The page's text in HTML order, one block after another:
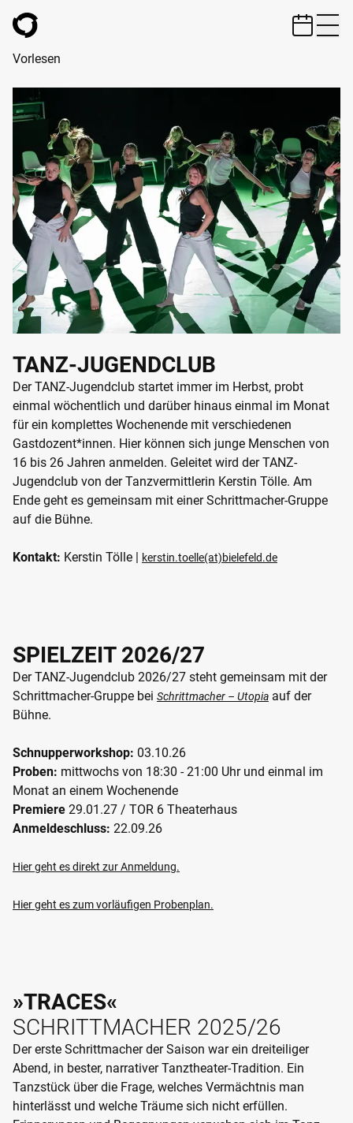
ZUM HAUPTINHALT SPRINGEN
Vorlesen
TANZ-JUGENDCLUB
Der TANZ-Jugendclub startet immer im Herbst, probt
einmal wöchentlich und darüber hinaus einmal im Monat
für ein komplettes Wochenende mit verschiedenen
Gastdozent*innen. Hier können sich junge Menschen von
16 bis 26 Jahren anmelden. Geleitet wird der TANZ-
Jugendclub von der Tanzvermittlerin Kerstin Tölle. Am
Ende geht es gemeinsam mit einer Schrittmacher-Gruppe
auf die Bühne.
Kontakt: Kerstin Tölle | kerstin.toelle(at)bielefeld.de
SPIELZEIT 2026/27
Der TANZ-Jugendclub 2026/27 steht gemeinsam mit der
Schrittmacher-Gruppe bei Schrittmacher – Utopia auf der
Bühne.
Schnupperworkshop: 03.10.26
Proben: mittwochs von 18:30 - 21:00 Uhr und einmal im
Monat an einem Wochenende
Premiere 29.01.27 / TOR 6 Theaterhaus
Anmeldeschluss: 22.09.26
Hier geht es direkt zur Anmeldung.
Hier geht es zum vorläufigen Probenplan.
»TRACES«
SCHRITTMACHER 2025/26
Der erste Schrittmacher der Saison war ein dreiteiliger
Abend, in bester, narrativer Tanztheater-Tradition. Ein
Tanzstück über die Frage, welches Vermächtnis man
hinterlässt und welche Träume sich nicht erfüllen.